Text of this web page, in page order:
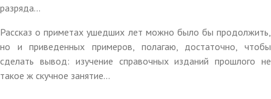
разряда...
Рассказ о приметах ушедших лет можно было бы продолжить,
но и приведенных примеров, полагаю, достаточно, чтобы
сделать вывод: изучение справочных изданий прошлого не
такое ж скучное занятие...